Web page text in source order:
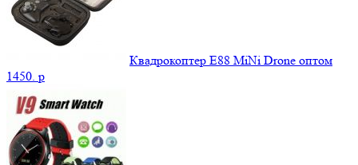
Квадрокоптер E88 MiNi Drone оптом
1450. p